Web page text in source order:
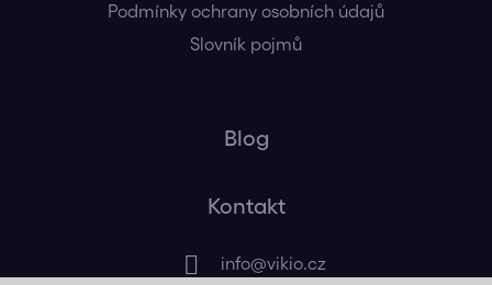
Podmínky ochrany osobních údajů
Slovník pojmů
Blog
Kontakt
info@vikio.cz